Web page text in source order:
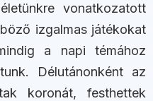
vonatkozatott
izgalmas játékokat
a napi témához
Délutánonként az
koronát, festhettek